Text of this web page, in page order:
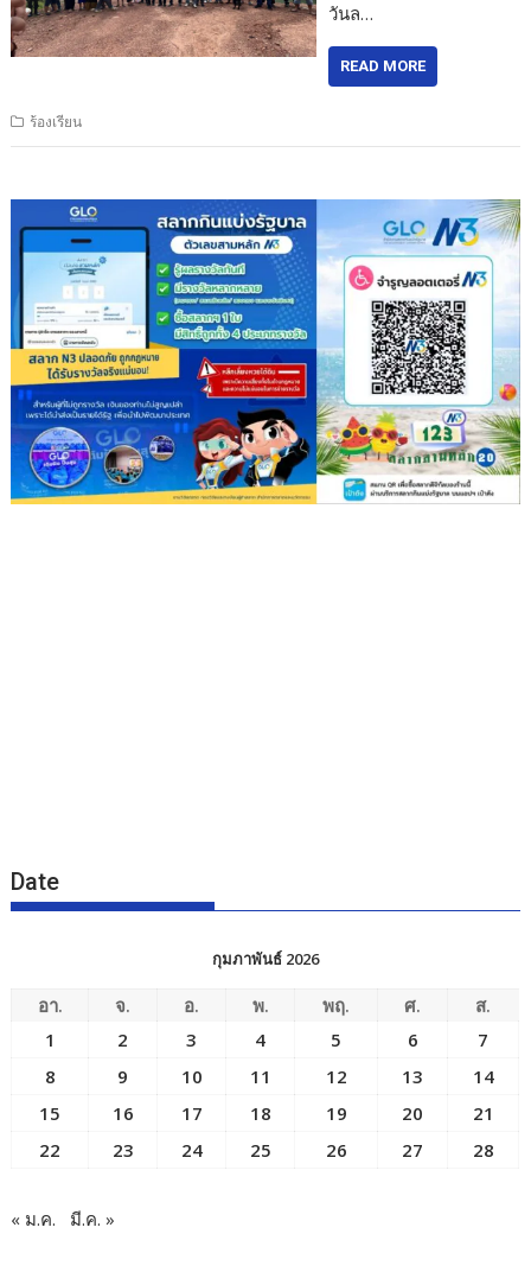
วันล…
READ MORE
ร้องเรียน
Date
กุมภาพันธ์ 2026
อา. จ. อ. พ. พฤ. ศ.
ส.
1
2 3 4 5 6
7
8
9 10 11 12 13
14
15
16 17 18 19 20
21
22
23 24 25 26 27 28
« ม.ค. มี.ค. »